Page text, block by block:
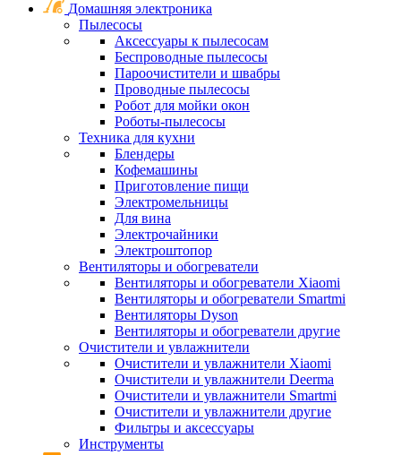
Домашняя электроника
Пылесосы
Аксессуары к пылесосам
Беспроводные пылесосы
Пароочистители и швабры
Проводные пылесосы
Робот для мойки окон
Роботы-пылесосы
Техника для кухни
Блендеры
Кофемашины
Приготовление пищи
Электромельницы
Для вина
Электрочайники
Электроштопор
Вентиляторы и обогреватели
Вентиляторы и обогреватели Xiaomi
Вентиляторы и обогреватели Smartmi
Вентиляторы Dyson
Вентиляторы и обогреватели другие
Очистители и увлажнители
Очистители и увлажнители Xiaomi
Очистители и увлажнители Deerma
Очистители и увлажнители Smartmi
Очистители и увлажнители другие
Фильтры и аксессуары
Инструменты